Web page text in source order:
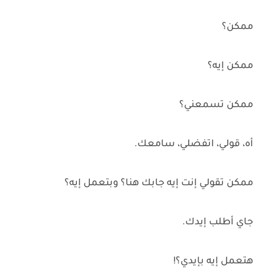
ممكن؟
ممكن إيه؟
ممكن تسمعني؟
أه، قولي، اتفضلي، سامعك.
ممكن تقولي إنت إيه جابك هنا؟ وبتعمل إيه؟
جاي أطلب إيدك.
هتعمل إيه بإيدي؟!